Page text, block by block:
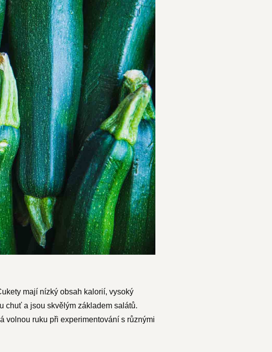
mají nízký obsah kalorií, vysoký
chuť a jsou skvělým základem salátů.
volnou ruku při experimentování s různými